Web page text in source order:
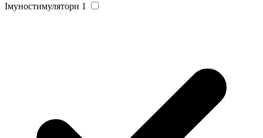
Імуностимулятори 1